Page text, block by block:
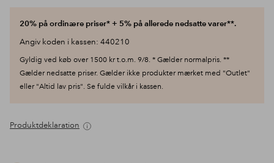
20% på ordinære priser* + 5% på allerede nedsatte varer**.
Angiv koden i kassen: 440210
Gyldig ved køb over 1500 kr t.o.m. 9/8. * Gælder normalpris. **
Gælder nedsatte priser. Gælder ikke produkter mærket med "Outlet"
eller "Altid lav pris". Se fulde vilkår i kassen.
Produktdeklaration